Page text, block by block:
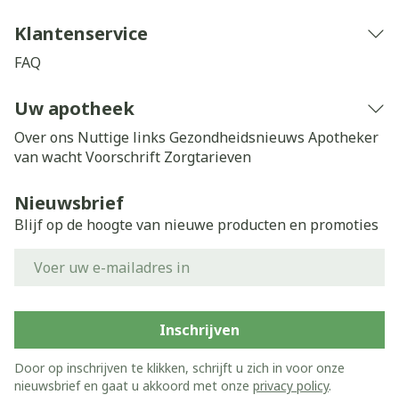
Klantenservice
FAQ
Uw apotheek
Over ons Nuttige links Gezondheidsnieuws Apotheker
van wachtVoorschrift Zorgtarieven
Nieuwsbrief
Blijf op de hoogte van nieuwe producten en promoties
Inschrijven
Door op inschrijven te klikken, schrijft u zich in voor onze
nieuwsbrief en gaat u akkoord met onze privacy policy.